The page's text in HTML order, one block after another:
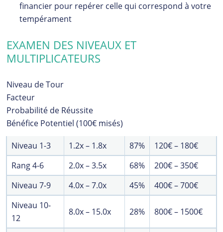
financier pour repérer celle qui correspond à votre
tempérament
EXAMEN DES NIVEAUX ET
MULTIPLICATEURS
Niveau de Tour
Facteur
Probabilité de Réussite
Bénéfice Potentiel (100€ misés)
Niveau 1-3 1.2x – 1.8x 87%
120€ – 180€
Rang 4-6
2.0x – 3.5x 68%
200€ – 350€
Niveau 7-9
4.0x – 7.0x 45%
400€ – 700€
Niveau 10-
12
8.0x – 15.0x 28% 800€ – 1500€